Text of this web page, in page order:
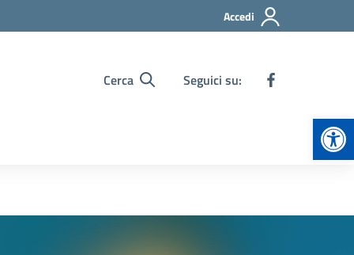
Accedi
Cerca Seguici su: